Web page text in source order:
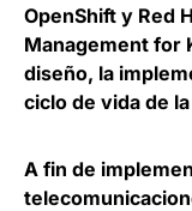
OpenShift y Red
Management for
diseño, la
ciclo de vida de
A fin de